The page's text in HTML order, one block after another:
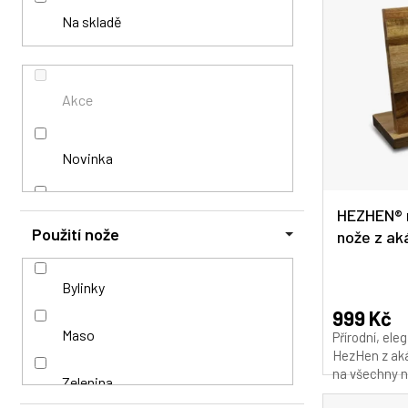
Na skladě
Akce
Novinka
Vyrobeno v ČR
Použití nože
Bylinky
Maso
Zelenina
nože z
produktu
je
4,9
z
999 Kč
Přírodní,
HezHen z
na všechny